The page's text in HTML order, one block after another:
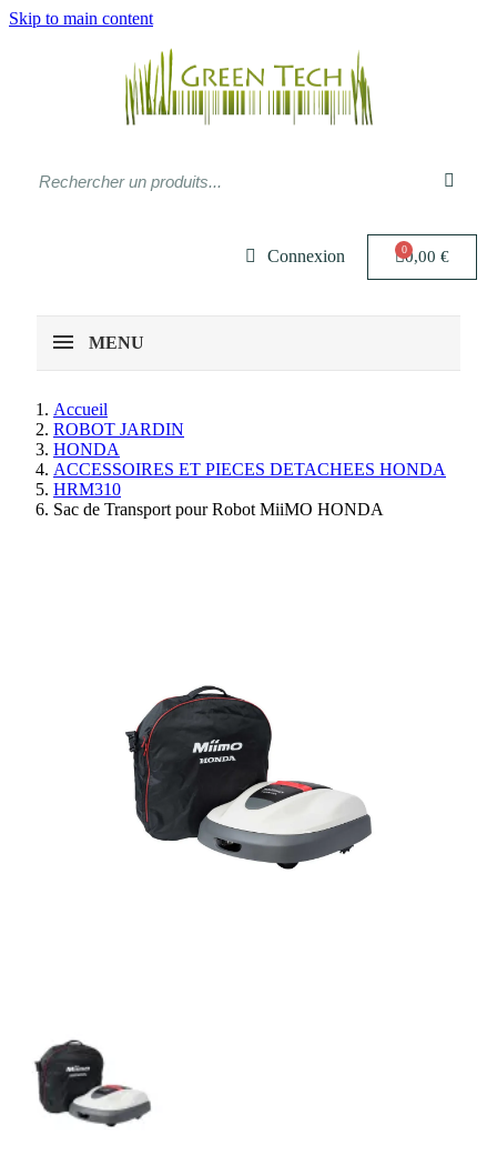
Skip to main content
Connexion 0,00 €
MENU
Accueil
ROBOT JARDIN
HONDA
ACCESSOIRES ET PIECES DETACHEES HONDA
HRM310
Sac de Transport pour Robot MiiMO HONDA